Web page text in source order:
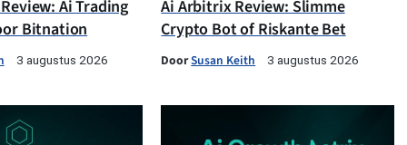
Ai Trading
Bitnation
3 augustus 2026
Ai Arbitrix Review: Slimme
Crypto Bot of Riskante Bet
DoorSusan Keith 3 augustus 2026